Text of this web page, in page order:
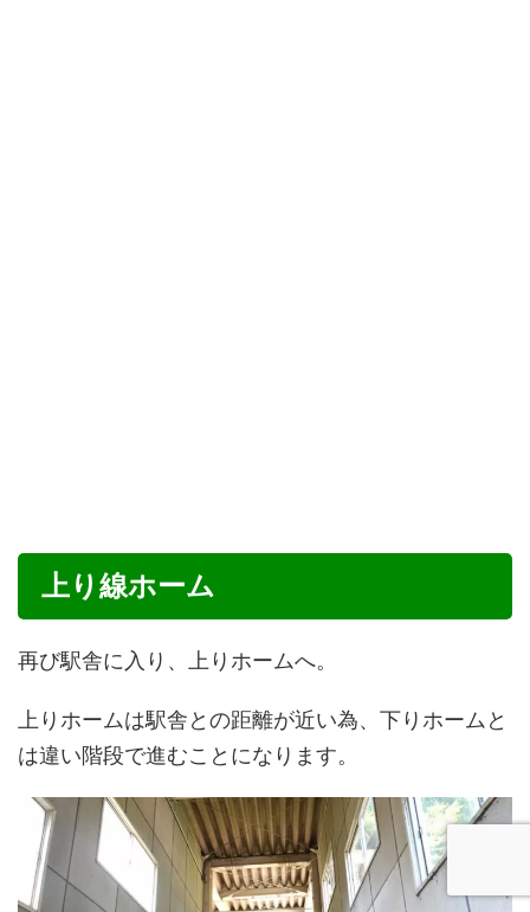
上り線ホーム
再び駅舎に入り、上りホームへ。
上りホームは駅舎との距離が近い為、下りホームと
は違い階段で進むことになります。